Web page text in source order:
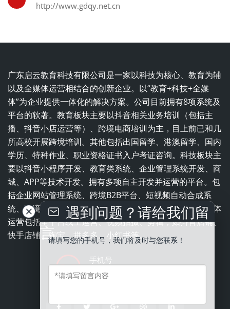
http://www.gdqy.net.cn
广东启云教育科技有限公司是一家以科技为核心、教育为辅
以及全媒体运营相结合的创新企业。以“教育+科技+全媒
体”为企业提供一体化的解决方案。公司目前拥有8项系统及
平台的软著。教育板块主要以抖音相关业务培训（包括主
播、抖音小店运营等）、跨境电商培训为主，目上前已和几
所高校开展跨境培训。其他包括出国留学、港澳留学、国内
学历、特种作业、职业资格证书入户考证咨询。科技板块主
要以抖音小程序开发、教育类系统、企业管理系统开发、商
城、APP等技术开发。拥有多项自主开发并运营的平台。包
括企业网站管理系统、跨境B2B平台、短视频自动合成系
统、跨境电商平台、职业培训学校一体化管理系统。全媒体
运营包括全平台线上运营、视频拍摄、剪辑，如抖音店铺、
快手店铺、淘宝、拼多多、小红书等。
手机号
13543837996
遇到问题？请给我们留
言请填写您的手机号，我们将及时与您联系！